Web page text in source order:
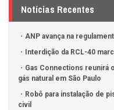
Notícias Recentes
ANP avança na
Interdição da RCL-40
Gas Connections reunirá
gás natural em São Paulo
Robô para instalação de
civil